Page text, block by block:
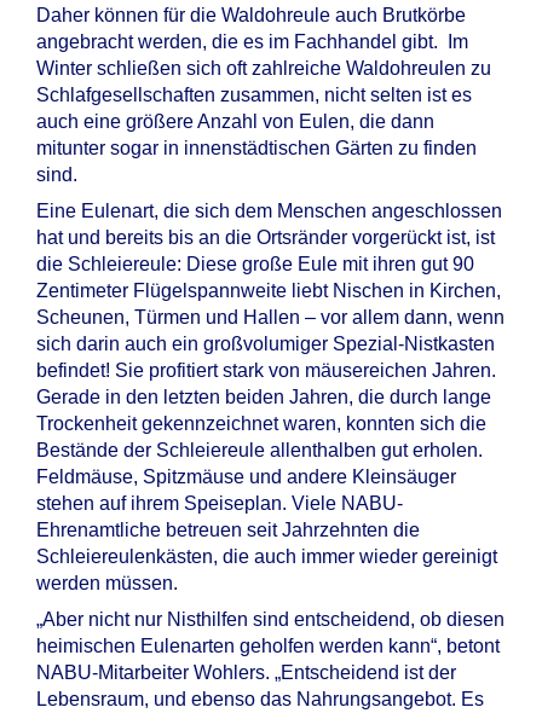
Daher können für die Waldohreule auch Brutkörbe
angebracht werden, die es im Fachhandel gibt. Im
Winter schließen sich oft zahlreiche Waldohreulen zu
Schlafgesellschaften zusammen, nicht selten ist es
auch eine größere Anzahl von Eulen, die dann
mitunter sogar in innenstädtischen Gärten zu finden
sind.
Eine Eulenart, die sich dem Menschen angeschlossen
hat und bereits bis an die Ortsränder vorgerückt ist, ist
die Schleiereule: Diese große Eule mit ihren gut 90
Zentimeter Flügelspannweite liebt Nischen in Kirchen,
Scheunen, Türmen und Hallen – vor allem dann, wenn
sich darin auch ein großvolumiger Spezial-Nistkasten
befindet! Sie profitiert stark von mäusereichen Jahren.
Gerade in den letzten beiden Jahren, die durch lange
Trockenheit gekennzeichnet waren, konnten sich die
Bestände der Schleiereule allenthalben gut erholen.
Feldmäuse, Spitzmäuse und andere Kleinsäuger
stehen auf ihrem Speiseplan. Viele NABU-
Ehrenamtliche betreuen seit Jahrzehnten die
Schleiereulenkästen, die auch immer wieder gereinigt
werden müssen.
„Aber nicht nur Nisthilfen sind entscheidend, ob diesen
heimischen Eulenarten geholfen werden kann“, betont
NABU-Mitarbeiter Wohlers. „Entscheidend ist der
Lebensraum, und ebenso das Nahrungsangebot. Es